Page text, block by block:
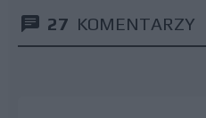
27 KOMENTARZY